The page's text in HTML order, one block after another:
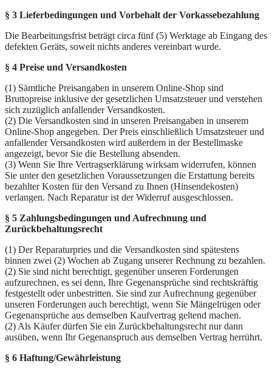
§ 3 Lieferbedingungen und Vorbehalt der Vorkassebezahlung
Die Bearbeitungsfrist beträgt circa fünf (5) Werktage ab Eingang des
defekten Geräts, soweit nichts anderes vereinbart wurde.
§ 4 Preise und Versandkosten
(1) Sämtliche Preisangaben in unserem Online-Shop sind
Bruttopreise inklusive der gesetzlichen Umsatzsteuer und verstehen
sich zuzüglich anfallender Versandkosten.
(2) Die Versandkosten sind in unseren Preisangaben in unserem
Online-Shop angegeben. Der Preis einschließlich Umsatzsteuer und
anfallender Versandkosten wird außerdem in der Bestellmaske
angezeigt, bevor Sie die Bestellung absenden.
(3) Wenn Sie Ihre Vertragserklärung wirksam widerrufen, können
Sie unter den gesetzlichen Voraussetzungen die Erstattung bereits
bezahlter Kosten für den Versand zu Ihnen (Hinsendekosten)
verlangen. Nach Reparatur ist der Widerruf ausgeschlossen.
§ 5 Zahlungsbedingungen und Aufrechnung und
Zurückbehaltungsrecht
(1) Der Reparaturpries und die Versandkosten sind spätestens
binnen zwei (2) Wochen ab Zugang unserer Rechnung zu bezahlen.
(2) Sie sind nicht berechtigt, gegenüber unseren Forderungen
aufzurechnen, es sei denn, Ihre Gegenansprüche sind rechtskräftig
festgestellt oder unbestritten. Sie sind zur Aufrechnung gegenüber
unseren Forderungen auch berechtigt, wenn Sie Mängelrügen oder
Gegenansprüche aus demselben Kaufvertrag geltend machen.
(2) Als Käufer dürfen Sie ein Zurückbehaltungsrecht nur dann
ausüben, wenn Ihr Gegenanspruch aus demselben Vertrag herrührt.
§ 6 Haftung/Gewährleistung